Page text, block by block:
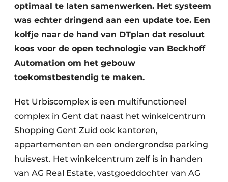
optimaal te laten samenwerken. Het systeem
was echter dringend aan een update toe. Een
kolfje naar de hand van DTplan dat resoluut
koos voor de open technologie van Beckhoff
Automation om het gebouw
toekomstbestendig te maken.
Het Urbiscomplex is een multifunctioneel
complex in Gent dat naast het winkelcentrum
Shopping Gent Zuid ook kantoren,
appartementen en een ondergrondse parking
huisvest. Het winkelcentrum zelf is in handen
van AG Real Estate, vastgoeddochter van AG